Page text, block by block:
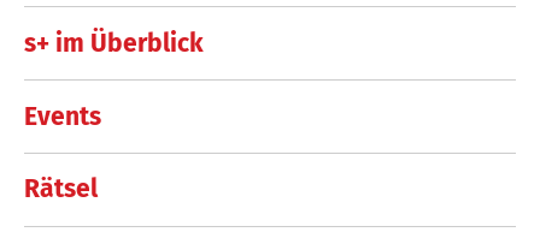
s+ im Überblick
Events
Rätsel